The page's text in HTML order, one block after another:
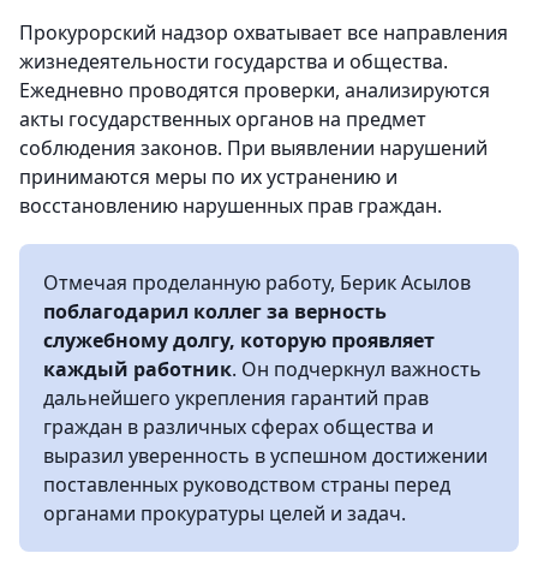
Прокурорский надзор охватывает все направления
жизнедеятельности государства и общества.
Ежедневно проводятся проверки, анализируются
акты государственных органов на предмет
соблюдения законов. При выявлении нарушений
принимаются меры по их устранению и
восстановлению нарушенных прав граждан.
Отмечая проделанную работу, Берик Асылов
поблагодарил коллег за верность
служебному долгу, которую проявляет
каждый работник. Он подчеркнул важность
дальнейшего укрепления гарантий прав
граждан в различных сферах общества и
выразил уверенность в успешном достижении
поставленных руководством страны перед
органами прокуратуры целей и задач.